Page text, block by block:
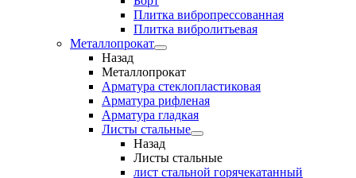
Плитка вибропрессованная
Плитка вибролитьевая
Металлопрокат
Назад
Металлопрокат
Арматура стеклопластиковая
Арматура рифленая
Арматура гладкая
Листы стальные
Назад
Листы стальные
лист стальной горячекатанный